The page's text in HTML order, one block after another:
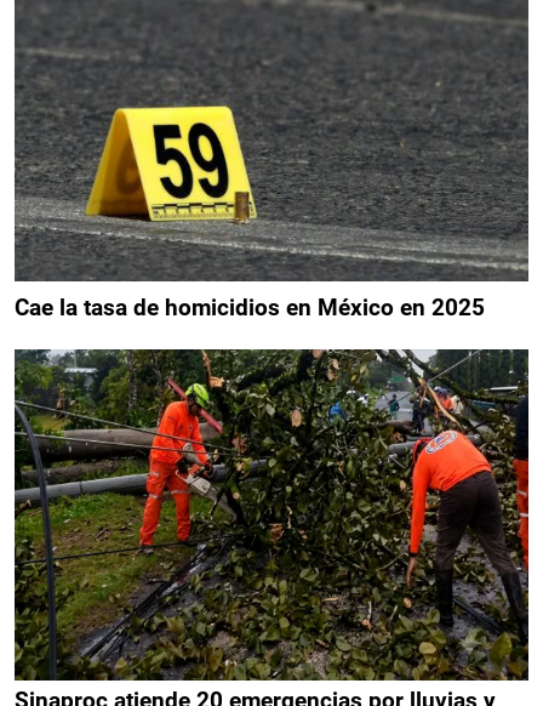
Cae la tasa de homicidios en México en 2025